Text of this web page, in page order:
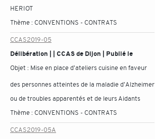
HERIOT
Thème : CONVENTIONS - CONTRATS
CCAS2019-05
Délibération | | CCAS de Dijon | Publié le
Objet : Mise en place d'ateliers cuisine en faveur
des personnes atteintes de la maladie d'Alzheimer
ou de troubles apparentés et de leurs Aidants
Thème : CONVENTIONS - CONTRATS
CCAS2019-05A